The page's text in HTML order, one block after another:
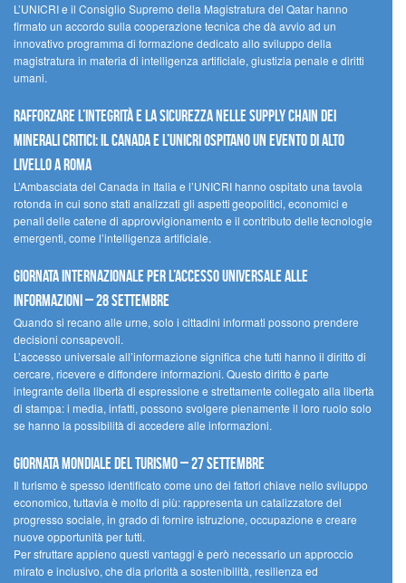
L’UNICRI e il Consiglio Supremo della Magistratura del Qatar hanno
firmato un accordo sulla cooperazione tecnica che dà avvio ad un
innovativo programma di formazione dedicato allo sviluppo della
magistratura in materia di intelligenza artificiale, giustizia penale e diritti
umani.
Rafforzare l’integrità e la sicurezza nelle supply chain dei
minerali critici: il Canada e l’UNICRI ospitano un evento di alto
livello a Roma
L’Ambasciata del Canada in Italia e l’UNICRI hanno ospitato una tavola
rotonda in cui sono stati analizzati gli aspetti geopolitici, economici e
penali delle catene di approvvigionamento e il contributo delle tecnologie
emergenti, come l’intelligenza artificiale.
Giornata internazionale per l’accesso universale alle
informazioni – 28 settembre
Quando si recano alle urne, solo i cittadini informati possono prendere
decisioni consapevoli.
L’accesso universale all’informazione significa che tutti hanno il diritto di
cercare, ricevere e diffondere informazioni. Questo diritto è parte
integrante della libertà di espressione e strettamente collegato alla libertà
di stampa: i media, infatti, possono svolgere pienamente il loro ruolo solo
se hanno la possibilità di accedere alle informazioni.
Giornata mondiale del turismo – 27 settembre
Il turismo è spesso identificato come uno dei fattori chiave nello sviluppo
economico, tuttavia è molto di più: rappresenta un catalizzatore del
progresso sociale, in grado di fornire istruzione, occupazione e creare
nuove opportunità per tutti.
Per sfruttare appieno questi vantaggi è però necessario un approccio
mirato e inclusivo, che dia priorità a sostenibilità, resilienza ed